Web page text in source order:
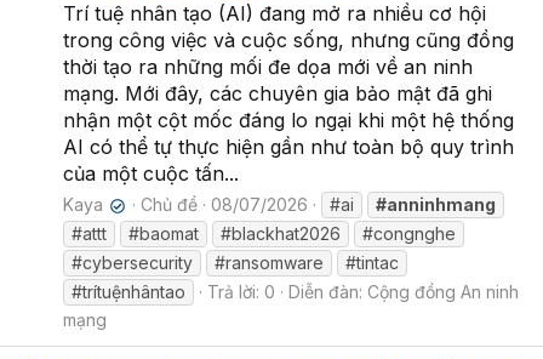
Trí tuệ nhân tạo (AI) đang mở ra nhiều cơ hội
trong công việc và cuộc sống, nhưng cũng đồng
thời tạo ra những mối đe dọa mới về an ninh
mạng. Mới đây, các chuyên gia bảo mật đã ghi
nhận một cột mốc đáng lo ngại khi một hệ thống
AI có thể tự thực hiện gần như toàn bộ quy trình
của một cuộc tấn...
Kaya ✔ Chủ đề 08/07/2026 #ai
#anninhmang
#attt
#baomat #blackhat2026
#congnghe
#cybersecurity
#ransomware
#tintac
#trítuệnhântao
Trả lời: 0 Diễn đàn: Cộng đồng An ninh
mạng